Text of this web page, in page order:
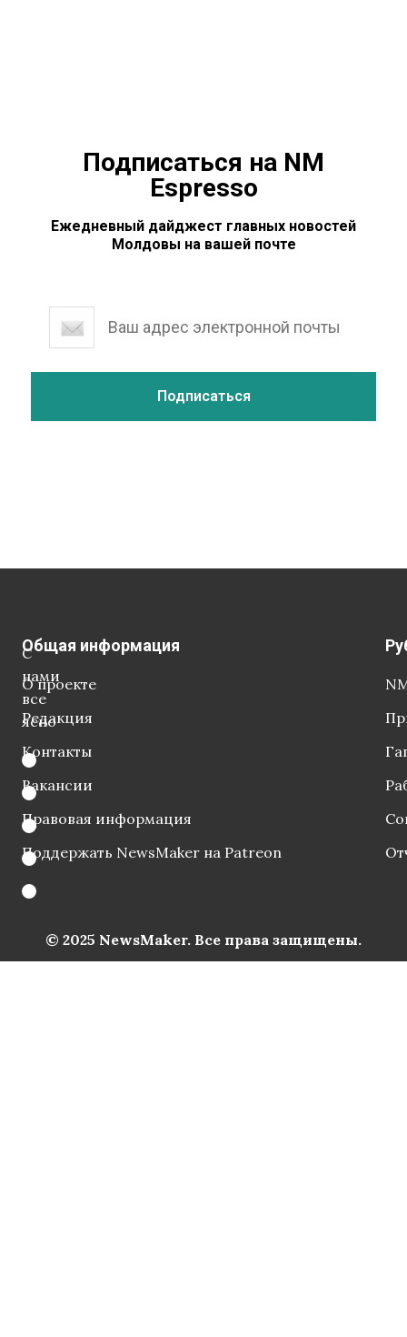
Подписаться на NM
Espresso
Ежедневный дайджест главных новостей
Молдовы на вашей почте
С
нами
все
ясно
Общая информация
О проекте
Редакция
Контакты
Вакансии
Правовая информация
Поддержать NewsMaker на Patreon
© 2025 NewsMaker. Все права защищены.